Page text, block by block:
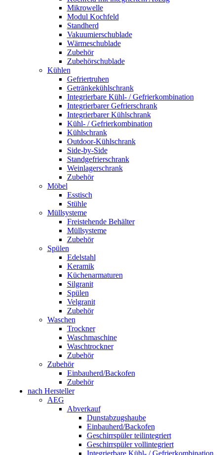
Mikrowelle
Modul Kochfeld
Standherd
Vakuumierschublade
Wärmeschublade
Zubehör
Zubehörschublade
Kühlen
Gefriertruhen
Getränkekühlschrank
Integrierbare Kühl- / Gefrierkombination
Integrierbarer Gefrierschrank
Integrierbarer Kühlschrank
Kühl- / Gefrierkombination
Kühlschrank
Outdoor-Kühlschrank
Side-by-Side
Standgefrierschrank
Weinlagerschrank
Zubehör
Möbel
Esstisch
Stühle
Müllsysteme
Freistehende Behälter
Müllsysteme
Zubehör
Spülen
Edelstahl
Keramik
Küchenarmaturen
Silgranit
Spülen
Velgranit
Zubehör
Waschen
Trockner
Waschmaschine
Waschtrockner
Zubehör
Zubehör
Einbauherd/Backofen
Zubehör
nach Hersteller
AEG
Abverkauf
Dunstabzugshaube
Einbauherd/Backofen
Geschirrspüler teilintegriert
Geschirrspüler vollintegriert
Integrierbare Kühl- / Gefrierkombination